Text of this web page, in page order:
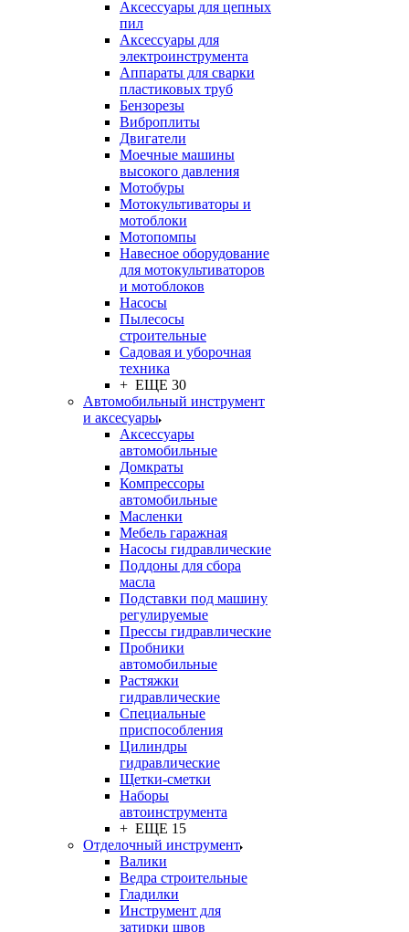
Аксессуары для цепных
пил
Аксессуары для
электроинструмента
Аппараты для сварки
пластиковых труб
Бензорезы
Виброплиты
Двигатели
Моечные машины
высокого давления
Мотобуры
Мотокультиваторы и
мотоблоки
Мотопомпы
Навесное оборудование
для мотокультиваторов
и мотоблоков
Насосы
Пылесосы
строительные
Садовая и уборочная
техника
+ ЕЩЕ 30
Автомобильный инструмент
и аксесуары
Аксессуары
автомобильные
Домкраты
Компрессоры
автомобильные
Масленки
Мебель гаражная
Насосы гидравлические
Поддоны для сбора
масла
Подставки под машину
регулируемые
Прессы гидравлические
Пробники
автомобильные
Растяжки
гидравлические
Специальные
приспособления
Цилиндры
гидравлические
Щетки-сметки
Наборы
автоинструмента
+ ЕЩЕ 15
Отделочный инструмент
Валики
Ведра строительные
Гладилки
Инструмент для
затирки швов